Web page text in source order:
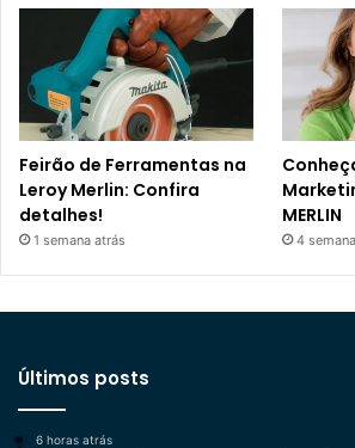
Feirão de Ferramentas na
Leroy Merlin: Confira
detalhes!
1 semana atrás
MERLIN
4
Últimos posts
6 horas atrás